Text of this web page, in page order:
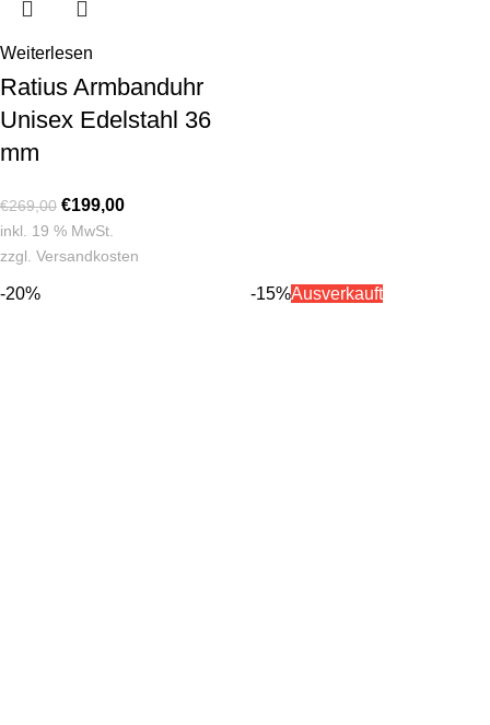
Weiterlesen
Ratius Armbanduhr
Unisex Edelstahl 36
mm
€269,00 €199,00
inkl. 19 % MwSt.
zzgl. Versandkosten
-20% -15%Ausverkauft